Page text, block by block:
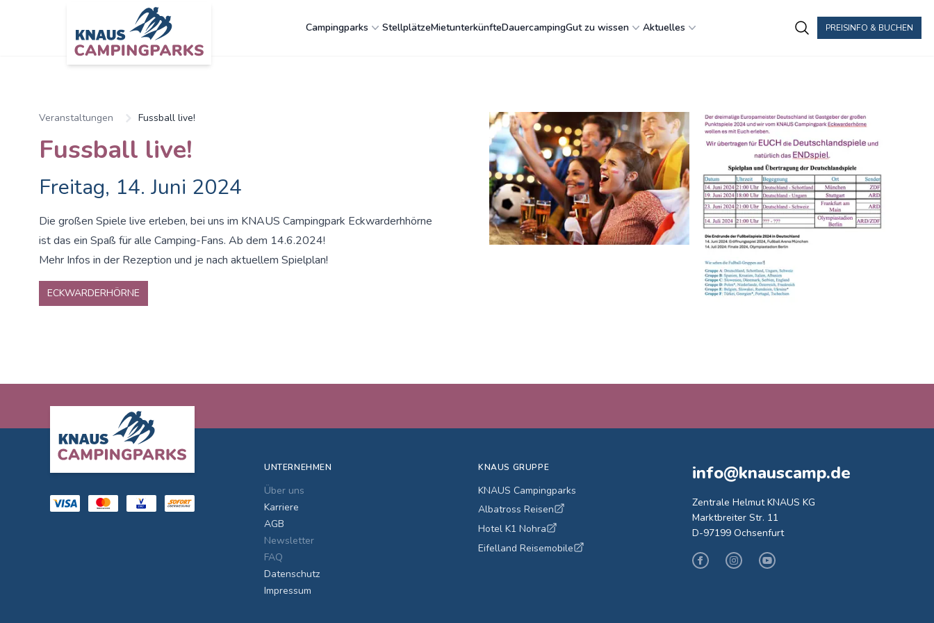
PREISINFO & BUCHEN
Campingparks StellplätzeMietunterkünfteDauercampingGut zu wissen Aktuelles
Veranstaltungen Fussball live!
Fussball live!
Freitag, 14. Juni 2024
Die großen Spiele live erleben, bei uns im KNAUS Campingpark Eckwarderhhörne
ist das ein Spaß für alle Camping-Fans. Ab dem 14.6.2024!
Mehr Infos in der Rezeption und je nach aktuellem Spielplan!
ECKWARDERHÖRNE
UNTERNEHMEN
Über uns
Karriere
AGB
Newsletter
FAQ
Datenschutz
Impressum
KNAUS GRUPPE
KNAUS Campingparks
Albatross Reisen
Hotel K1 Nohra
Eifelland Reisemobile
info@knauscamp.de
Zentrale Helmut KNAUS KG
Marktbreiter Str. 11
D-97199 Ochsenfurt
FacebookInstagramYoutube